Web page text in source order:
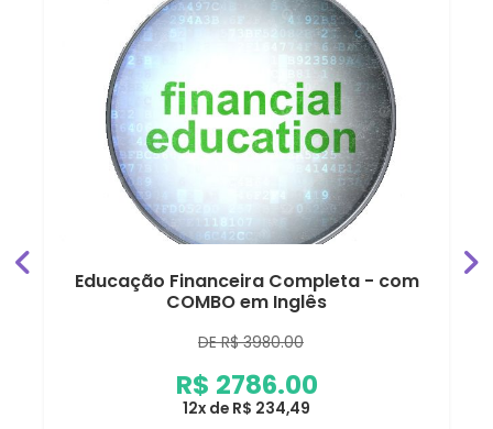
Educação Financeira Completa - com
COMBO em Inglês
DE R$ 3980.00
R$ 2786.00
12x de R$ 234,49